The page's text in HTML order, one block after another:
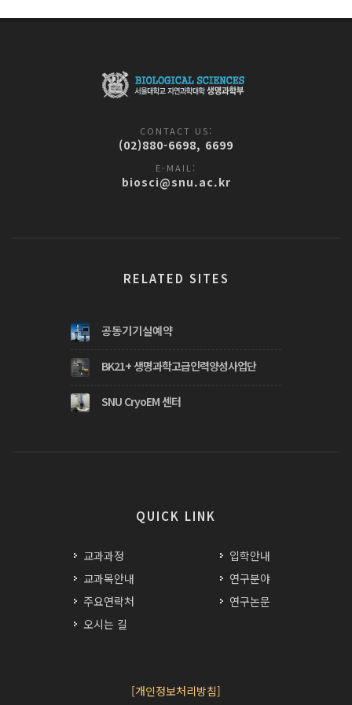
CONTACT US:
(02)880-6698, 6699
E-MAIL:
biosci@snu.ac.kr
RELATED SITES
공동기기실예약
BK21+ 생명과학고급인력양성사업단
SNU CryoEM 센터
QUICK LINK
교과과정
교과목안내
주요연락처
오시는 길
입학안내
연구분야
연구논문
[개인정보처리방침]